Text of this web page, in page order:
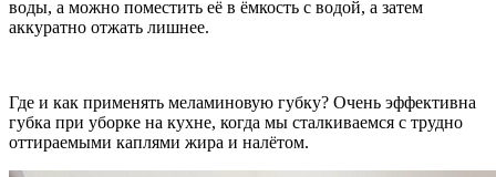
воды, а можно поместить её в ёмкость с водой, а затем
аккуратно отжать лишнее.
Где и как применять меламиновую губку? Очень эффективна
губка при уборке на кухне, когда мы сталкиваемся с трудно
оттираемыми каплями жира и налётом.